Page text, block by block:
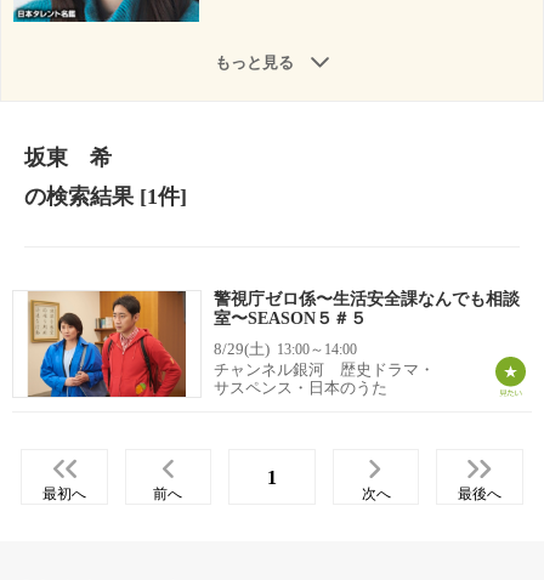
もっと見る
坂東 希
の検索結果[1件]
警視庁ゼロ係〜生活安全課なんでも相談
室〜SEASON５＃５
8/29(土) 13:00～14:00
チャンネル銀河 歴史ドラマ・
サスペンス・日本のうた
最初へ 前へ
1
次へ 最後へ